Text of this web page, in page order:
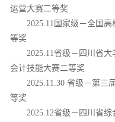
运营大赛二等奖
2025.11国家级－全国
等奖
2025.11省级－四川省
会计技能大赛二等奖
2025.11.30 省级－第三
等奖
2025.12省级－四川省